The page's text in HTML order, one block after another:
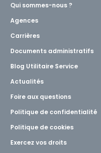
Qui sommes-nous ?
Agences
Carrières
Documents administratifs
Blog Utilitaire Service
Actualités
Foire aux questions
Politique de confidentialité
Politique de cookies
Exercez vos droits